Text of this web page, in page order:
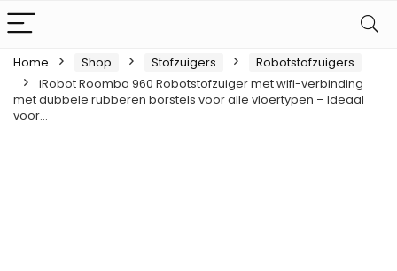
Home Shop Stofzuigers
Robotstofzuigers
iRobot Roomba 960 Robotstofzuiger met wifi-verbinding
met dubbele rubberen borstels voor alle vloertypen – Ideaal
voor…